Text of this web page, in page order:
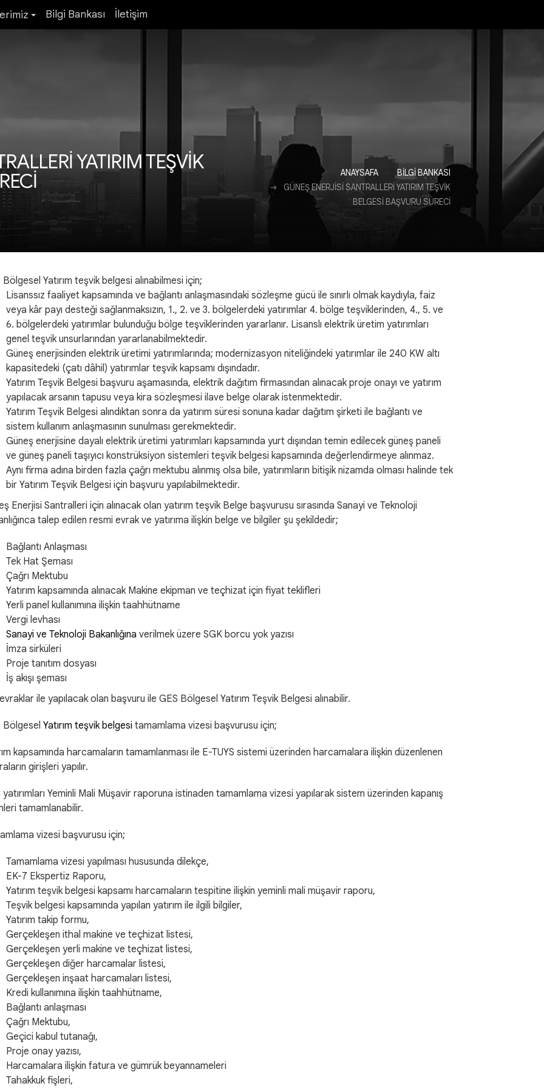
Bilgi Bankası İletişim
YATIRIM TEŞVİK
ANAYSAFA
BILGI BANKASI
GÜNEŞ ENERJİSİ SANTRALLERİ YATIRIM TEŞVİK
BELGESİ BAŞVURU SÜRECİ
Bölgesel Yatırım teşvik belgesi alınabilmesi için;
Lisanssız faaliyet kapsamında ve bağlantı anlaşmasındaki sözleşme gücü ile sınırlı olmak kaydıyla, faiz
veya kâr payı desteği sağlanmaksızın, 1., 2. ve 3. bölgelerdeki yatırımlar 4. bölge teşviklerinden, 4., 5. ve
6. bölgelerdeki yatırımlar bulunduğu bölge teşviklerinden yararlanır. Lisanslı elektrik üretim yatırımları
genel teşvik unsurlarından yararlanabilmektedir.
Güneş enerjisinden elektrik üretimi yatırımlarında; modernizasyon niteliğindeki yatırımlar ile 240 KW altı
kapasitedeki (çatı dâhil) yatırımlar teşvik kapsamı dışındadır.
Yatırım Teşvik Belgesi başvuru aşamasında, elektrik dağıtım firmasından alınacak proje onayı ve yatırım
yapılacak arsanın tapusu veya kira sözleşmesi ilave belge olarak istenmektedir.
Yatırım Teşvik Belgesi alındıktan sonra da yatırım süresi sonuna kadar dağıtım şirketi ile bağlantı ve
sistem kullanım anlaşmasının sunulması gerekmektedir.
Güneş enerjisine dayalı elektrik üretimi yatırımları kapsamında yurt dışından temin edilecek güneş paneli
ve güneş paneli taşıyıcı konstrüksiyon sistemleri teşvik belgesi kapsamında değerlendirmeye alınmaz.
Aynı firma adına birden fazla çağrı mektubu alınmış olsa bile, yatırımların bitişik nizamda olması halinde tek
bir Yatırım Teşvik Belgesi için başvuru yapılabilmektedir.
Enerjisi Santralleri için alınacak olan yatırım teşvik Belge başvurusu sırasında Sanayi ve Teknoloji
talep edilen resmi evrak ve yatırıma ilişkin belge ve bilgiler şu şekildedir;
Bağlantı Anlaşması
Tek Hat Şeması
Çağrı Mektubu
Yatırım kapsamında alınacak Makine ekipman ve teçhizat için fiyat teklifleri
Yerli panel kullanımına ilişkin taahhütname
Vergi levhası
Sanayi ve Teknoloji Bakanlığına verilmek üzere SGK borcu yok yazısı
İmza sirküleri
Proje tanıtım dosyası
İş akışı şeması
ile yapılacak olan başvuru ile GES Bölgesel Yatırım Teşvik Belgesi alınabilir.
BölgeselYatırım teşvik belgesitamamlama vizesi başvurusu için;
kapsamında harcamaların tamamlanması ile E-TUYS sistemi üzerinden harcamalara ilişkin düzenlenen
girişleri yapılır.
yatırımları Yeminli Mali Müşavir raporuna istinaden tamamlama vizesi yapılarak sistem üzerinden kapanış
tamamlanabilir.
vizesi başvurusu için;
Tamamlama vizesi yapılması hususunda dilekçe,
EK-7 Ekspertiz Raporu,
Yatırım teşvik belgesi kapsamı harcamaların tespitine ilişkin yeminli mali müşavir raporu,
Teşvik belgesi kapsamında yapılan yatırım ile ilgili bilgiler,
Yatırım takip formu,
Gerçekleşen ithal makine ve teçhizat listesi,
Gerçekleşen yerli makine ve teçhizat listesi,
Gerçekleşen diğer harcamalar listesi,
Gerçekleşen inşaat harcamaları listesi,
Kredi kullanımına ilişkin taahhütname,
Bağlantı anlaşması
Çağrı Mektubu,
Geçici kabul tutanağı,
Proje onay yazısı,
Harcamalara ilişkin fatura ve gümrük beyannameleri
Tahakkuk fişleri,